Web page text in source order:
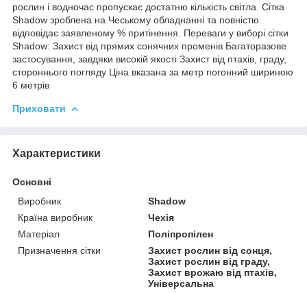
рослин і водночас пропускає достатню кількість світла. Сітка
Shadow зроблена на Чеському обладнанні та повністю
відповідає заявленому % притінення. Переваги у виборі сітки
Shadow: Захист від прямих сонячних променів Багаторазове
застосування, завдяки високій якості Захист від птахів, граду,
стороннього погляду Ціна вказана за метр погонний шириною
6 метрів
Приховати
Характеристики
Основні
Виробник
Shadow
Країна виробник
Чехія
Матеріал
Поліпропілен
Призначення сітки
Захист рослин від сонця,
Захист рослин від граду,
Захист врожаю від птахів,
Універсальна